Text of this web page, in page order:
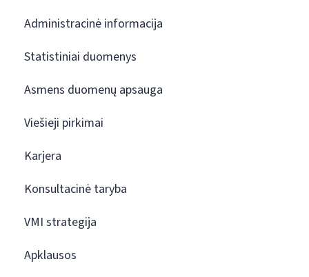
Administracinė informacija
Statistiniai duomenys
Asmens duomenų apsauga
Viešieji pirkimai
Karjera
Konsultacinė taryba
VMI strategija
Apklausos